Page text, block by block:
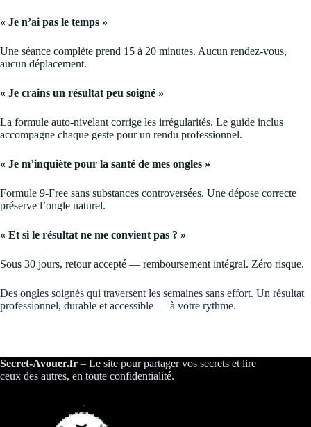
« Je n’ai pas le temps »
Une séance complète prend 15 à 20 minutes. Aucun rendez-vous,
aucun déplacement.
« Je crains un résultat peu soigné »
La formule auto-nivelant corrige les irrégularités. Le guide inclus
accompagne chaque geste pour un rendu professionnel.
« Je m’inquiète pour la santé de mes ongles »
Formule 9-Free sans substances controversées. Une dépose correcte
préserve l’ongle naturel.
« Et si le résultat ne me convient pas ? »
Sous 30 jours, retour accepté — remboursement intégral. Zéro risque.
Des ongles soignés qui traversent les semaines sans effort. Un résultat
professionnel, durable et accessible — à votre rythme.
Secret-Avouer.fr – Le site pour partager vos secrets et lire
ceux des autres, en toute confidentialité.